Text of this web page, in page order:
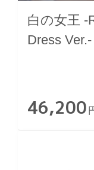
白の女王 -
Dress Ver.-
46,200